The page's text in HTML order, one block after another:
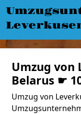
Umzug von
Belarus ☛
Umzug von